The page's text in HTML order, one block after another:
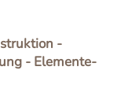
-
- Elemente-